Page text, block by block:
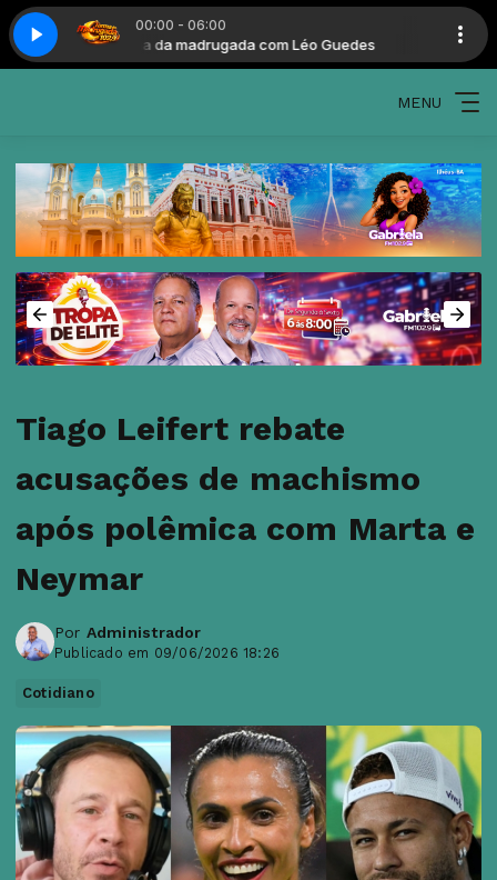
00:00 - 06:00
Turma da madrugada com Léo Guedes
MENU
Tiago Leifert rebate
acusações de machismo
após polêmica com Marta e
Neymar
Por Administrador
Publicado em 09/06/2026 18:26
Cotidiano